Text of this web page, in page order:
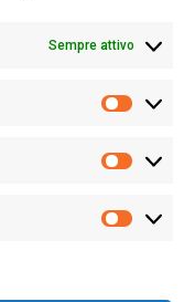
Sempre attivo